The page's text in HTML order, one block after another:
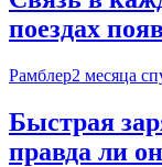
поездах
Рамблер2 месяца
Быстрая
правда ли